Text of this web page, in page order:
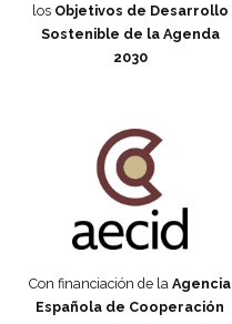
los Objetivos de Desarrollo
Sostenible de la Agenda
2030
Con financiación de la Agencia
Española de Cooperación